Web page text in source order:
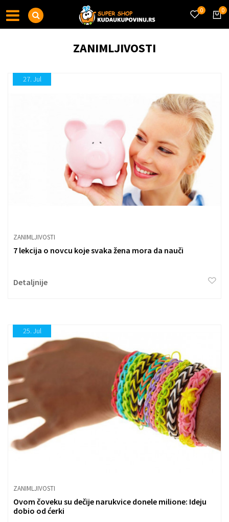
0
0
ZANIMLJIVOSTI
27. Jul
ZANIMLJIVOSTI
7 lekcija o novcu koje svaka žena mora da nauči
Detaljnije
25. Jul
ZANIMLJIVOSTI
Ovom čoveku su dečije narukvice donele milione: Ideju
dobio od ćerki